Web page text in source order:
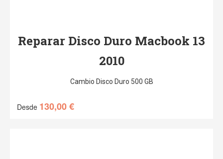
Reparar Disco Duro Macbook 13
2010
Cambio Disco Duro 500 GB
Desde 130,00€